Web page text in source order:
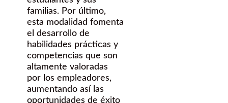
familias. Por último,
esta modalidad fomenta
el desarrollo de
habilidades prácticas y
competencias que son
altamente valoradas
por los empleadores,
aumentando así las
oportunidades de éxito